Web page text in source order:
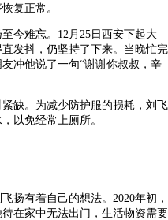
复正常。
难忘。12月25日西安下起大
发抖，仍坚持了下来。当晚忙完
冲他说了一句“谢谢你叔叔，辛
缺。为减少防护服的损耗，刘飞
以免经常上厕所。
有着自己的想法。2020年初，
在家中无法出门，生活物资需要